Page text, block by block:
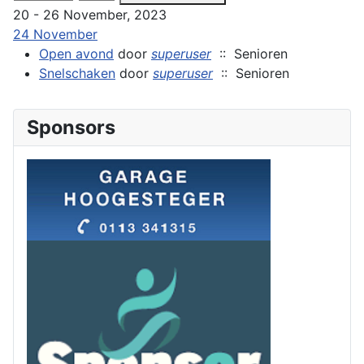
20 - 26 November, 2023
24 November
Open avond door superuser:: Senioren
Snelschaken door superuser:: Senioren
Sponsors